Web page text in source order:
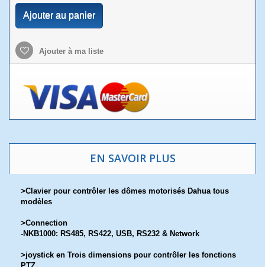
Ajouter au panier
Ajouter à ma liste
EN SAVOIR PLUS
>Clavier pour contrôler les dômes motorisés Dahua tous
modèles
>Connection
-NKB1000: RS485, RS422, USB, RS232 & Network
>joystick en Trois dimensions pour contrôler les fonctions